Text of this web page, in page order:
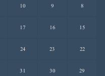
8
9
10
15
16
17
22
23
24
29
30
31